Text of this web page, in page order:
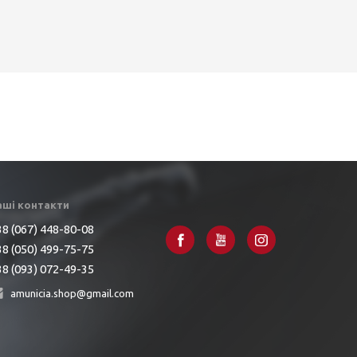
контакти
(067) 448-80-08
(050) 499-75-75
(093) 072-49-35
amunicia.shop@gmail.com